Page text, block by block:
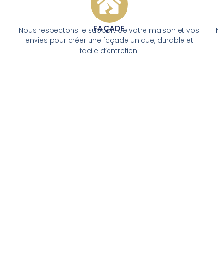
FAÇADE​
Nous respectons le support de votre maison et vos
envies pour créer une façade unique, durable et
facile d’entretien.